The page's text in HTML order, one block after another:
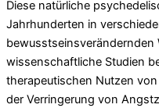
Diese natürliche
Jahrhunderten in
wissenschaftliche Studien
therapeutischen Nutzen
der Verringerung von